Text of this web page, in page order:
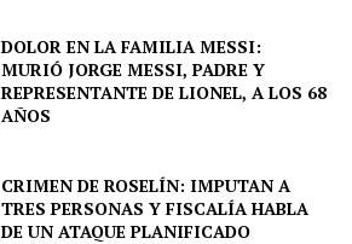
DOLOR EN LA FAMILIA MESSI:
MURIÓ JORGE MESSI, PADRE Y
REPRESENTANTE DE LIONEL, A LOS 68
AÑOS
CRIMEN DE ROSELÍN: IMPUTAN A
TRES PERSONAS Y FISCALÍA HABLA
DE UN ATAQUE PLANIFICADO